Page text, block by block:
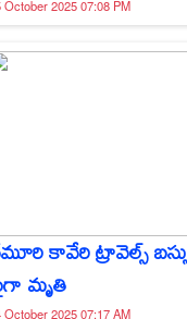
October 2025 07:08 PM
కావేరి ట్రావెల్స్
మృతి
October 2025 07:17 AM